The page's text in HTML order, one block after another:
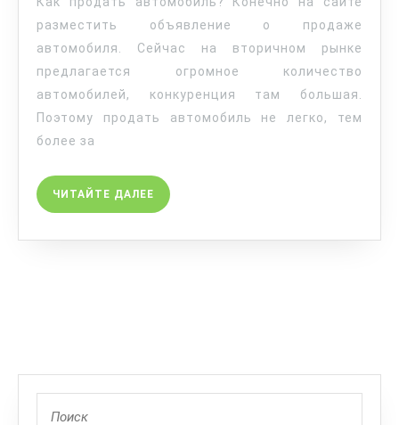
разместить объявление о продаже
автомобиля. Сейчас на вторичном рынке
предлагается огромное количество
автомобилей, конкуренция там большая.
Поэтому продать автомобиль не легко, тем
более за
ЧИТАЙТЕ ДАЛЕЕ